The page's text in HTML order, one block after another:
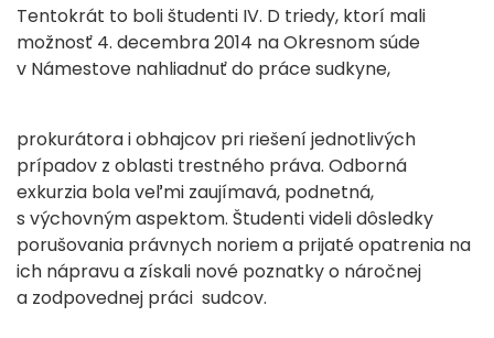
Tentokrát to boli študenti IV. D triedy, ktorí mali
možnosť 4. decembra 2014 na Okresnom súde
v Námestove nahliadnuť do práce sudkyne,
prokurátora i obhajcov pri riešení jednotlivých
prípadov z oblasti trestného práva. Odborná
exkurzia bola veľmi zaujímavá, podnetná,
s výchovným aspektom. Študenti videli dôsledky
porušovania právnych noriem a prijaté opatrenia na
ich nápravu a získali nové poznatky o náročnej
a zodpovednej práci sudcov.